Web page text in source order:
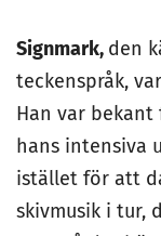
Signmark, den
teckenspråk,
Han var bekant
hans intensiva
istället för att
skivmusik i tur,